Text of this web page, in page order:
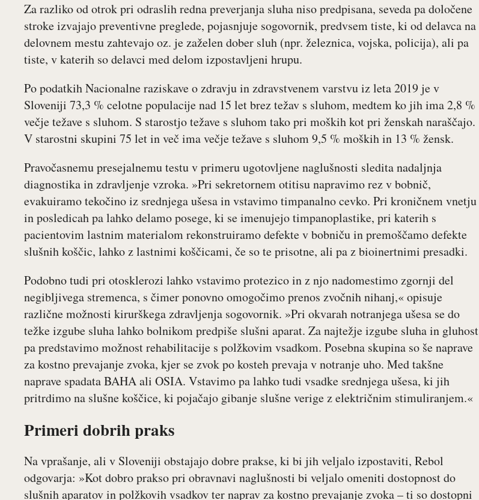
Za razliko od otrok pri odraslih redna preverjanja sluha niso predpisana, seveda pa določene
stroke izvajajo preventivne preglede, pojasnjuje sogovornik, predvsem tiste, ki od delavca na
delovnem mestu zahtevajo oz. je zaželen dober sluh (npr. železnica, vojska, policija), ali pa
tiste, v katerih so delavci med delom izpostavljeni hrupu.
Po podatkih Nacionalne raziskave o zdravju in zdravstvenem varstvu iz leta 2019 je v
Sloveniji 73,3 % celotne populacije nad 15 let brez težav s sluhom, medtem ko jih ima 2,8 %
večje težave s sluhom. S starostjo težave s sluhom tako pri moških kot pri ženskah naraščajo.
V starostni skupini 75 let in več ima večje težave s sluhom 9,5 % moških in 13 % žensk.
Pravočasnemu presejalnemu testu v primeru ugotovljene naglušnosti sledita nadaljnja
diagnostika in zdravljenje vzroka. »Pri sekretornem otitisu napravimo rez v bobnič,
evakuiramo tekočino iz srednjega ušesa in vstavimo timpanalno cevko. Pri kroničnem vnetju
in posledicah pa lahko delamo posege, ki se imenujejo timpanoplastike, pri katerih s
pacientovim lastnim materialom rekonstruiramo defekte v bobniču in premoščamo defekte
slušnih koščic, lahko z lastnimi koščicami, če so te prisotne, ali pa z bioinertnimi presadki.
Podobno tudi pri otosklerozi lahko vstavimo protezico in z njo nadomestimo zgornji del
negibljivega stremenca, s čimer ponovno omogočimo prenos zvočnih nihanj,« opisuje
različne možnosti kirurškega zdravljenja sogovornik. »Pri okvarah notranjega ušesa se do
težke izgube sluha lahko bolnikom predpiše slušni aparat. Za najtežje izgube sluha in gluhost
pa predstavimo možnost rehabilitacije s polžkovim vsadkom. Posebna skupina so še naprave
za kostno prevajanje zvoka, kjer se zvok po kosteh prevaja v notranje uho. Med takšne
naprave spadata BAHA ali OSIA. Vstavimo pa lahko tudi vsadke srednjega ušesa, ki jih
pritrdimo na slušne koščice, ki pojačajo gibanje slušne verige z električnim stimuliranjem.«
Primeri dobrih praks
Na vprašanje, ali v Sloveniji obstajajo dobre prakse, ki bi jih veljalo izpostaviti, Rebol
odgovarja: »Kot dobro prakso pri obravnavi naglušnosti bi veljalo omeniti dostopnost do
slušnih aparatov in polžkovih vsadkov ter naprav za kostno prevajanje zvoka – ti so dostopni